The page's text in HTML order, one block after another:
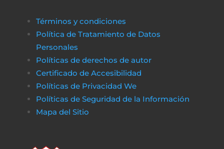
Términos y condiciones
Política de Tratamiento de Datos
Personales
Políticas de derechos de autor
Certificado de Accesibilidad
Políticas de Privacidad We
Políticas de Seguridad de la Información
Mapa del Sitio